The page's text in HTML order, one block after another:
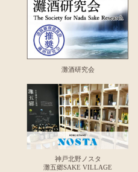
灘酒研究会
神戸北野ノスタ
灘五郷SAKE VILLAGE